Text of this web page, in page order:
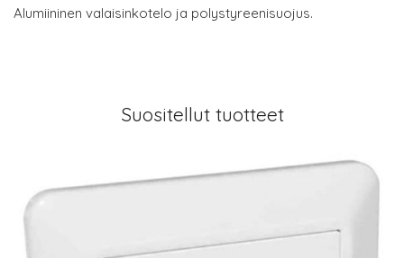
Alumiininen valaisinkotelo ja polystyreenisuojus.
Suositellut tuotteet